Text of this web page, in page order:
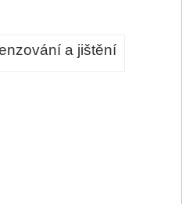
a jištění